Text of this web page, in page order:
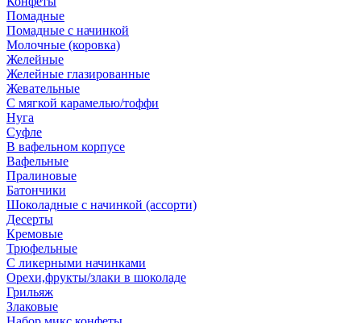
Помадные
Помадные с начинкой
Молочные (коровка)
Желейные
Желейные глазированные
Жевательные
С мягкой карамелью/тоффи
Нуга
Суфле
В вафельном корпусе
Вафельные
Пралиновые
Батончики
Шоколадные с начинкой (ассорти)
Десерты
Кремовые
Трюфельные
С ликерными начинками
Орехи,фрукты/злаки в шоколаде
Грильяж
Злаковые